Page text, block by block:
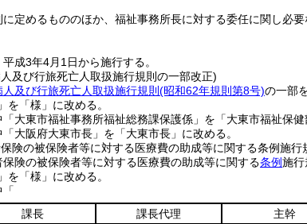
に定めるもののほか、福祉事務所長に対する委任に関し必要
成3年4月1日から施行する。
及び行旅死亡人取扱施行規則の一部改正)
及び行旅死亡人取扱施行規則 (昭和62年規則第8号)の一部
を「様」に改める。
大東市福祉事務所福祉総務課保護係」を「大東市福祉保健
大阪府大東市長」を「大東市長」に改める。
険の被保険者等に対する医療費の助成等に関する条例施行
保険の被保険者等に対する医療費の助成等に関する条例施行
を「様」に改める。
課長
課長代理 主幹